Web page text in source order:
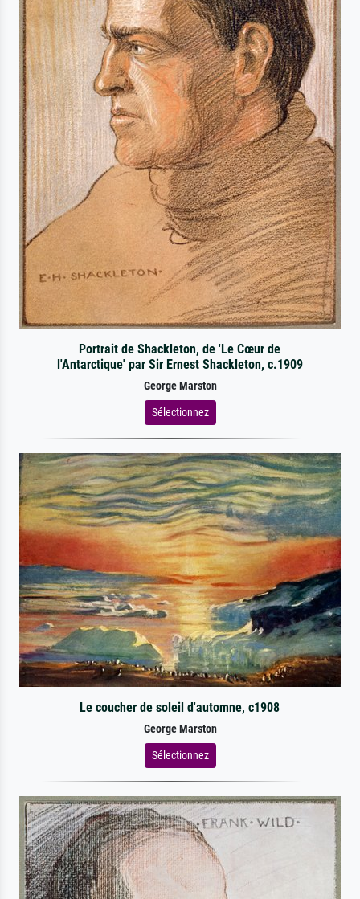
Portrait de Shackleton, de 'Le Cœur de
l'Antarctique' par Sir Ernest Shackleton, c.1909
George Marston
Sélectionnez
Le coucher de soleil d'automne, c1908
George Marston
Sélectionnez